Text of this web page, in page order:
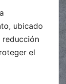
ubicado
reducción
el